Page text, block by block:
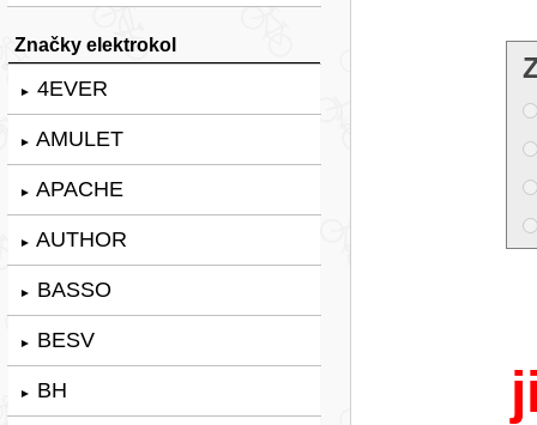
Značky elektrokol
► 4EVER
► AMULET
► APACHE
► AUTHOR
► BASSO
► BESV
► BH